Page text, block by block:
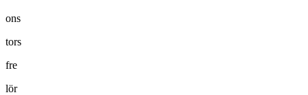
ons
tors
fre
lör